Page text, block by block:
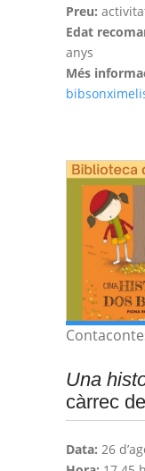
Preu:
Edat
anys
Més
Una
càrrec
Data: 26